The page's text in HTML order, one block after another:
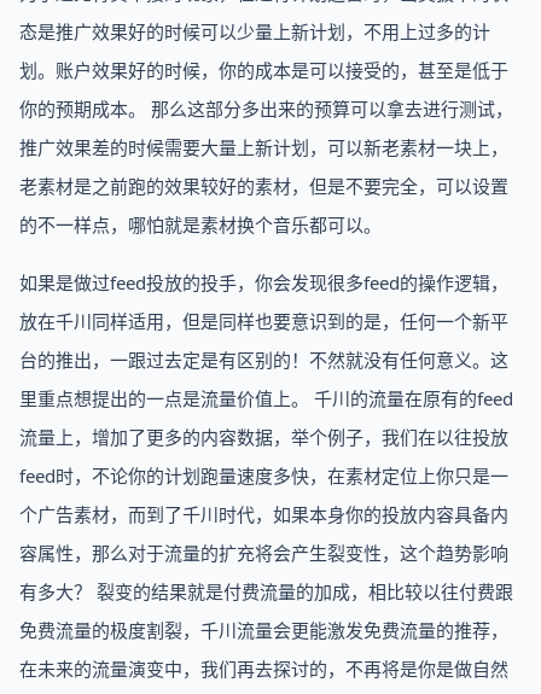
态是推广效果好的时候可以少量上新计划，不用上过多的计
划。账户效果好的时候，你的成本是可以接受的，甚至是低于
你的预期成本。 那么这部分多出来的预算可以拿去进行测试，
推广效果差的时候需要大量上新计划，可以新老素材一块上，
老素材是之前跑的效果较好的素材，但是不要完全，可以设置
的不一样点，哪怕就是素材换个音乐都可以。
如果是做过feed投放的投手，你会发现很多feed的操作逻辑，
放在千川同样适用，但是同样也要意识到的是，任何一个新平
台的推出，一跟过去定是有区别的！不然就没有任何意义。这
里重点想提出的一点是流量价值上。 千川的流量在原有的feed
流量上，增加了更多的内容数据，举个例子，我们在以往投放
feed时，不论你的计划跑量速度多快，在素材定位上你只是一
个广告素材，而到了千川时代，如果本身你的投放内容具备内
容属性，那么对于流量的扩充将会产生裂变性，这个趋势影响
有多大？ 裂变的结果就是付费流量的加成，相比较以往付费跟
免费流量的极度割裂，千川流量会更能激发免费流量的推荐，
在未来的流量演变中，我们再去探讨的，不再将是你是做自然